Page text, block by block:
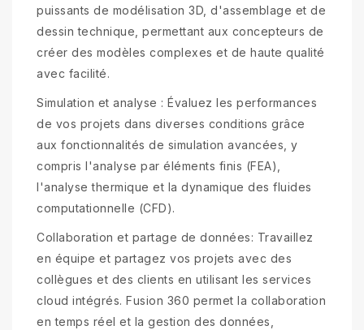
puissants de modélisation 3D, d'assemblage et de
dessin technique, permettant aux concepteurs de
créer des modèles complexes et de haute qualité
avec facilité.
Simulation et analyse : Évaluez les performances
de vos projets dans diverses conditions grâce
aux fonctionnalités de simulation avancées, y
compris l'analyse par éléments finis (FEA),
l'analyse thermique et la dynamique des fluides
computationnelle (CFD).
Collaboration et partage de données: Travaillez
en équipe et partagez vos projets avec des
collègues et des clients en utilisant les services
cloud intégrés. Fusion 360 permet la collaboration
en temps réel et la gestion des données,